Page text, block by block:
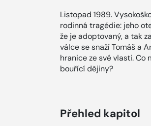
Listopad 1989.
rodinná tragédie: jeho
že je adoptovaný, a tak
válce se snaží Tomáš a
hranice ze své vlasti.
bouřící dějiny?
Přehled kapitol